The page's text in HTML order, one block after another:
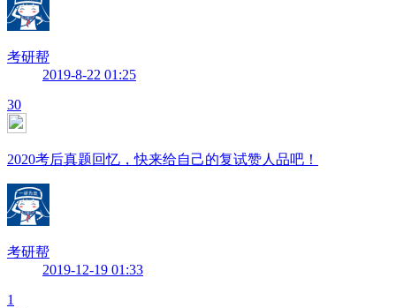
考研帮
2019-8-22 01:25
30
2020考后真题回忆，快来给自己的复试赞人品吧！
考研帮
2019-12-19 01:33
1